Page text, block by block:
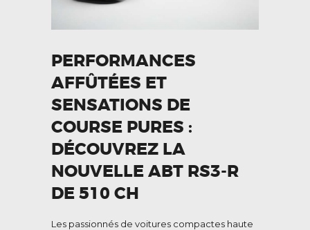
PERFORMANCES
AFFÛTÉES ET
SENSATIONS DE
COURSE PURES :
DÉCOUVREZ LA
NOUVELLE ABT RS3-R
DE 510 CH
Les passionnés de voitures compactes haute